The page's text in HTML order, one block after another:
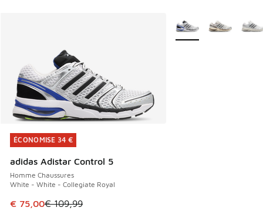
ÉCONOMISE 34 €
adidas Adistar Control 5
Homme Chaussures
White - White - Collegiate Royal
Cet article est en promotion. Prix en baisse de € 109,99 à
€ 75,00€ 109,99
ÉCONOMISE 34 €
Plus de couleurs